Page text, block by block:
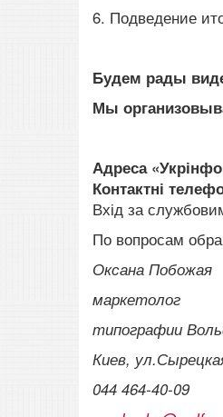
6. Подведение
Будем рады
Мы
Адреса
Контактні
Вхід за
По вопросам
Оксана Побожая
маркетолог
типографии
Киев,
044 464-40-09